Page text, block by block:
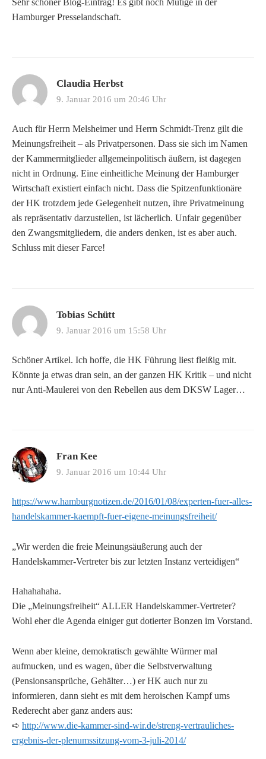
Hamburger Presselandschaft.
Claudia Herbst
9. Januar 2016 um 20:46 Uhr
Auch für Herrn Melsheimer und Herrn Schmidt-Trenz gilt die
Meinungsfreiheit – als Privatpersonen. Dass sie sich im Namen
der Kammermitglieder allgemeinpolitisch äußern, ist dagegen
nicht in Ordnung. Eine einheitliche Meinung der Hamburger
Wirtschaft existiert einfach nicht. Dass die Spitzenfunktionäre
der HK trotzdem jede Gelegenheit nutzen, ihre Privatmeinung
als repräsentativ darzustellen, ist lächerlich. Unfair gegenüber
den Zwangsmitgliedern, die anders denken, ist es aber auch.
Schluss mit dieser Farce!
Tobias Schütt
9. Januar 2016 um 15:58 Uhr
Schöner Artikel. Ich hoffe, die HK Führung liest fleißig mit.
Könnte ja etwas dran sein, an der ganzen HK Kritik – und nicht
nur Anti-Maulerei von den Rebellen aus dem DKSW Lager…
Fran Kee
9. Januar 2016 um 10:44 Uhr
https://www.hamburgnotizen.de/2016/01/08/experten-fuer-alles-
handelskammer-kaempft-fuer-eigene-meinungsfreiheit/
„Wir werden die freie Meinungsäußerung auch der
Handelskammer-Vertreter bis zur letzten Instanz verteidigen“
Hahahahaha.
Die „Meinungsfreiheit“ ALLER Handelskammer-Vertreter?
Wohl eher die Agenda einiger gut dotierter Bonzen im Vorstand.
Wenn aber kleine, demokratisch gewählte Würmer mal
aufmucken, und es wagen, über die Selbstverwaltung
(Pensionsansprüche, Gehälter…) er HK auch nur zu
informieren, dann sieht es mit dem heroischen Kampf ums
Rederecht aber ganz anders aus:
➪ http://www.die-kammer-sind-wir.de/streng-vertrauliches-
ergebnis-der-plenumssitzung-vom-3-juli-2014/